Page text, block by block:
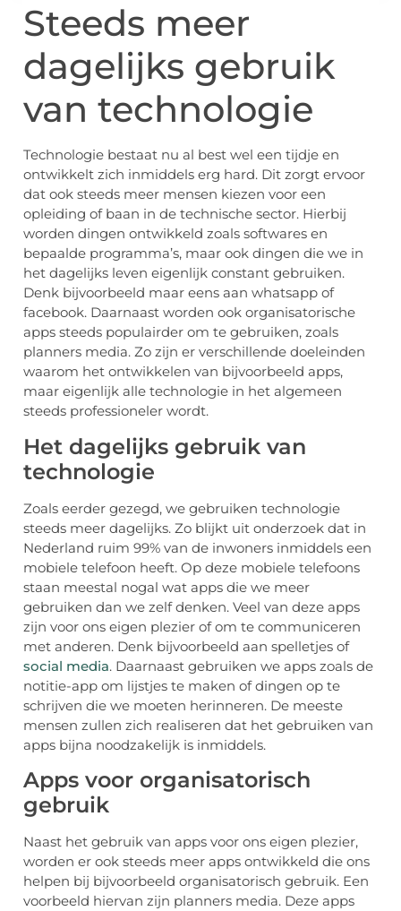
Steeds meer
dagelijks gebruik
van technologie
Technologie bestaat nu al best wel een tijdje en
ontwikkelt zich inmiddels erg hard. Dit zorgt ervoor
dat ook steeds meer mensen kiezen voor een
opleiding of baan in de technische sector. Hierbij
worden dingen ontwikkeld zoals softwares en
bepaalde programma’s, maar ook dingen die we in
het dagelijks leven eigenlijk constant gebruiken.
Denk bijvoorbeeld maar eens aan whatsapp of
facebook. Daarnaast worden ook organisatorische
apps steeds populairder om te gebruiken, zoals
planners media. Zo zijn er verschillende doeleinden
waarom het ontwikkelen van bijvoorbeeld apps,
maar eigenlijk alle technologie in het algemeen
steeds professioneler wordt.
Het dagelijks gebruik van
technologie
Zoals eerder gezegd, we gebruiken technologie
steeds meer dagelijks. Zo blijkt uit onderzoek dat in
Nederland ruim 99% van de inwoners inmiddels een
mobiele telefoon heeft. Op deze mobiele telefoons
staan meestal nogal wat apps die we meer
gebruiken dan we zelf denken. Veel van deze apps
zijn voor ons eigen plezier of om te communiceren
met anderen. Denk bijvoorbeeld aan spelletjes of
social media. Daarnaast gebruiken we apps zoals de
notitie-app om lijstjes te maken of dingen op te
schrijven die we moeten herinneren. De meeste
mensen zullen zich realiseren dat het gebruiken van
apps bijna noodzakelijk is inmiddels.
Apps voor organisatorisch
gebruik
Naast het gebruik van apps voor ons eigen plezier,
worden er ook steeds meer apps ontwikkeld die ons
helpen bij bijvoorbeeld organisatorisch gebruik. Een
voorbeeld hiervan zijn planners media. Deze apps